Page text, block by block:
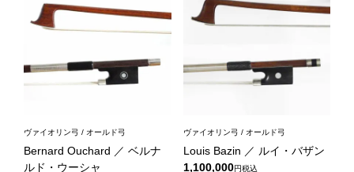
ヴァイオリン弓 / オールド弓
Bernard Ouchard ／ ベルナ
ルド・ウーシャ
ヴァイオリン弓 / オールド弓
Louis Bazin ／ ルイ・バザン
1,100,000
税込